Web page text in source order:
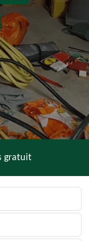
gratuit